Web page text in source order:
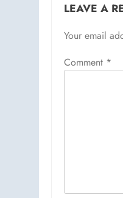
LEAVE A
Your email
Comment *